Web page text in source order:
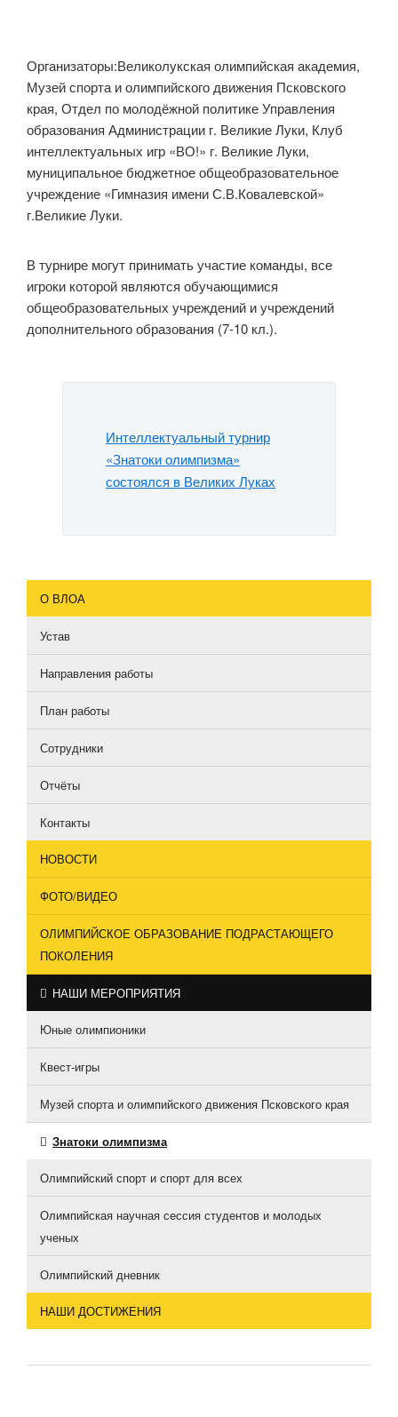
Организаторы:Великолукская олимпийская академия,
Музей спорта и олимпийского движения Псковского
края, Отдел по молодёжной политике Управления
образования Администрации г. Великие Луки, Клуб
интеллектуальных игр «ВО!» г. Великие Луки,
муниципальное бюджетное общеобразовательное
учреждение «Гимназия имени С.В.Ковалевской»
г.Великие Луки.
В турнире могут принимать участие команды, все
игроки которой являются обучающимися
общеобразовательных учреждений и учреждений
дополнительного образования (7-10 кл.).
Интеллектуальный турнир
«Знатоки олимпизма»
состоялся в Великих Луках
О ВЛОА
Устав
Направления работы
План работы
Сотрудники
Отчёты
Контакты
НОВОСТИ
ФОТО/ВИДЕО
ОЛИМПИЙСКОЕ ОБРАЗОВАНИЕ ПОДРАСТАЮЩЕГО
ПОКОЛЕНИЯ
НАШИ МЕРОПРИЯТИЯ
Юные олимпионики
Квест-игры
Музей спорта и олимпийского движения Псковского края
Знатоки олимпизма
Олимпийский спорт и спорт для всех
Олимпийская научная сессия студентов и молодых
ученых
Олимпийский дневник
НАШИ ДОСТИЖЕНИЯ